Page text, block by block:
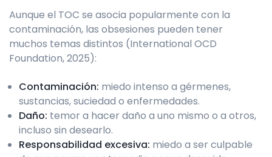
Aunque el TOC se asocia popularmente con la
contaminación, las obsesiones pueden tener
muchos temas distintos (International OCD
Foundation, 2025):
Contaminación: miedo intenso a gérmenes,
sustancias, suciedad o enfermedades.
Daño: temor a hacer daño a uno mismo o a otros,
incluso sin desearlo.
Responsabilidad excesiva: miedo a ser culpable